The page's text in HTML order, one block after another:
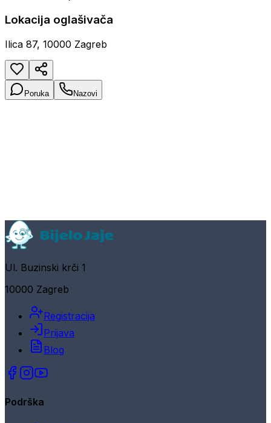
Lokacija oglašivača
Ilica 87, 10000 Zagreb
Poruka Nazovi
Ul. Buzinski krči 1
10000 Zagreb
Registracija
Prijava
Blog
Podrška